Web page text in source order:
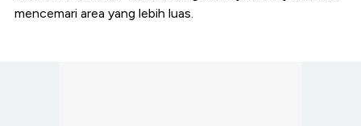
mencemari area yang lebih luas.